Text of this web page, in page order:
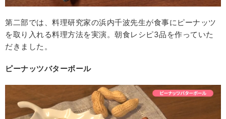
第二部では、料理研究家の浜内千波先生が食事にピーナッツ
を取り入れる料理方法を実演。朝食レシピ3品を作っていた
だきました。
ピーナッツバターボール